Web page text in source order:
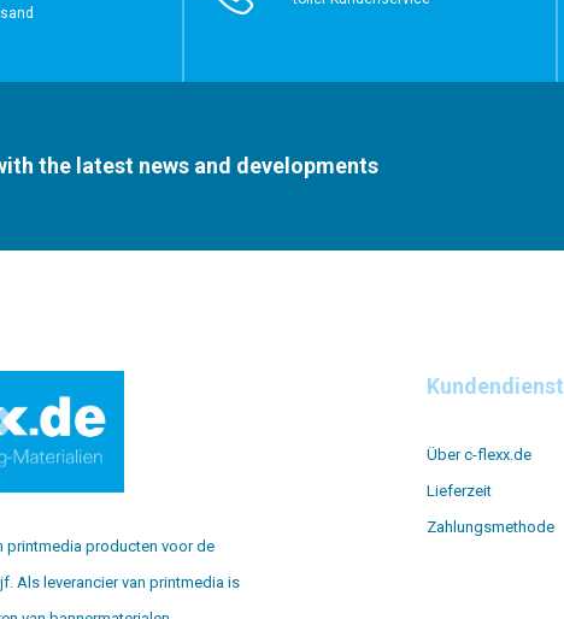
the latest news and developments
printmedia producten voor de
Als leverancier van printmedia is
Kundendienst
Über c-flexx.de
Lieferzeit
Zahlungsmethode